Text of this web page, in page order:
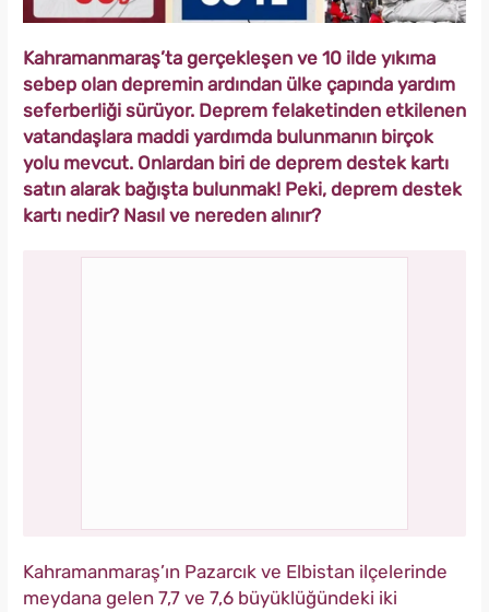
Kahramanmaraş’ta gerçekleşen ve 10 ilde yıkıma
sebep olan depremin ardından ülke çapında yardım
seferberliği sürüyor. Deprem felaketinden etkilenen
vatandaşlara maddi yardımda bulunmanın birçok
yolu mevcut. Onlardan biri de deprem destek kartı
satın alarak bağışta bulunmak! Peki, deprem destek
kartı nedir? Nasıl ve nereden alınır?
Kahramanmaraş’ın Pazarcık ve Elbistan ilçelerinde
meydana gelen 7,7 ve 7,6 büyüklüğündeki iki